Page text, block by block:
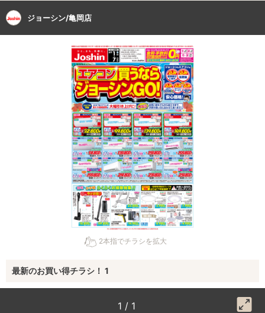
ジョーシン/亀岡店
2本指でチラシを拡大
最新のお買い得チラシ！ 1
1 / 1